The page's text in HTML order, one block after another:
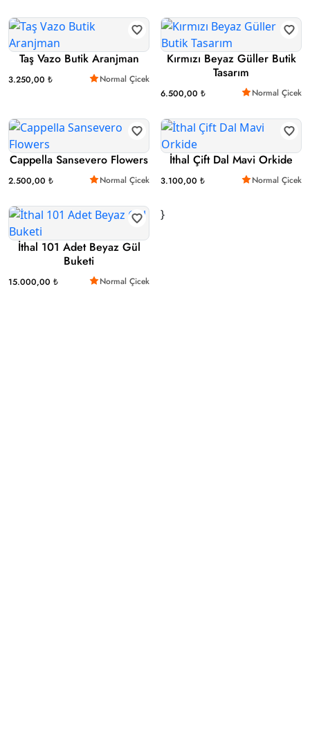
Taş Vazo Butik Aranjman
3.250,00 ₺ Normal Çicek
Kırmızı Beyaz Güller Butik
Tasarım
6.500,00 ₺ Normal Çicek
Cappella Sansevero Flowers
2.500,00 ₺ Normal Çicek
İthal Çift Dal Mavi Orkide
3.100,00 ₺ Normal Çicek
İthal 101 Adet Beyaz Gül
Buketi
15.000,00 ₺ Normal Çicek
}